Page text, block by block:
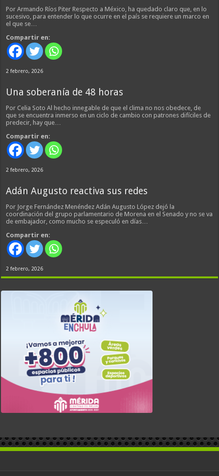
Por Armando Ríos Piter Respecto a México, ha quedado claro que, en lo
sucesivo, para entender lo que ocurre en el país se requiere un marco en
el que se…
Compartir en:
2 febrero, 2026
Una soberanía de 48 horas
Por Celia Soto Al hecho innegable de que el clima no nos obedece, de
que se encuentra inmerso en un ciclo de cambio con patrones difíciles de
predecir, hay que…
Compartir en:
2 febrero, 2026
Adán Augusto reactiva sus redes
Por Jorge Fernández Menéndez Adán Augusto López dejó la
coordinación del grupo parlamentario de Morena en el Senado y no se va
de embajador, como mucho se especuló en días…
Compartir en:
2 febrero, 2026